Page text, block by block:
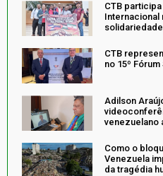
CTB
Internacional
CTB
no 15º
Adilson
venezuelano
Como o
Venezuela
da tragédia